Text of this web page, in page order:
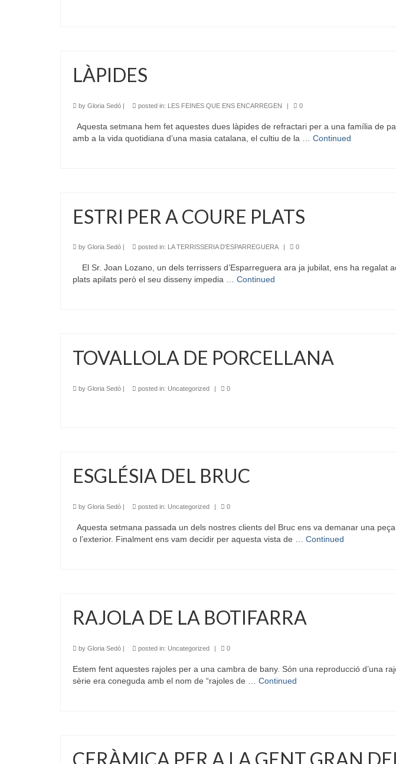
LÀPIDES
by Gloria Sedó | posted in: LES FEINES QUE ENS ENCARREGEN | 0
Aquesta setmana hem fet aquestes dues làpides de refractari per a una família de
amb a la vida quotidiana d’una masia catalana, el cultiu de la … Continued
ESTRI PER A COURE PLATS
by Gloria Sedó posted in: LA TERRISSERIA D'ESPARREGUERA 0
El Sr. Joan Lozano, un dels terrissers d’Esparreguera ara ja jubilat, ens ha regalat
plats apilats però el seu disseny impedia … Continued
TOVALLOLA DE PORCELLANA
by Gloria Sedó posted in: Uncategorized 0
ESGLÉSIA DEL BRUC
by Gloria Sedó posted in: Uncategorized 0
Aquesta setmana passada un dels nostres clients del Bruc ens va demanar una
o l’exterior. Finalment ens vam decidir per aquesta vista de … Continued
RAJOLA DE LA BOTIFARRA
by Gloria Sedó posted in: Uncategorized 0
Estem fent aquestes rajoles per a una cambra de bany. Són una reproducció d’una
sèrie era coneguda amb el nom de “rajoles de … Continued
CERÀMICA PER A LA GENT GRAN